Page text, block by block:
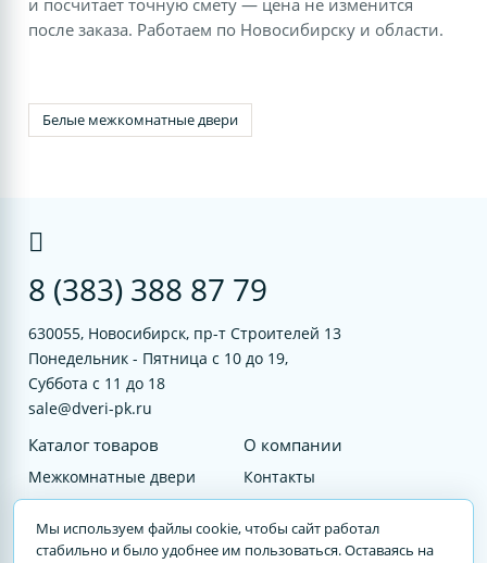
и посчитает точную смету — цена не изменится
после заказа. Работаем по Новосибирску и области.
Белые межкомнатные двери
8 (383) 388 87 79
630055, Новосибирск, пр-т Строителей 13
Понедельник - Пятница с 10 до 19,
Суббота с 11 до 18
sale@dveri-pk.ru
Каталог товаров
Межкомнатные двери
Входные двери
О компании
Контакты
Мы используем файлы cookie, чтобы сайт работал
стабильно и было удобнее им пользоваться. Оставаясь на